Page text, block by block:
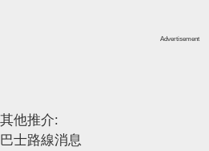
Advertisement
其他推介:
巴士路線消息